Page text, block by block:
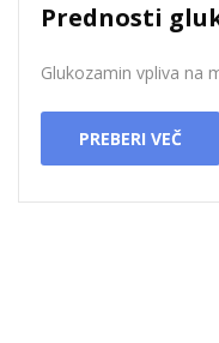
Prednosti
Glukozamin vpliva na
PREBERI VEČ